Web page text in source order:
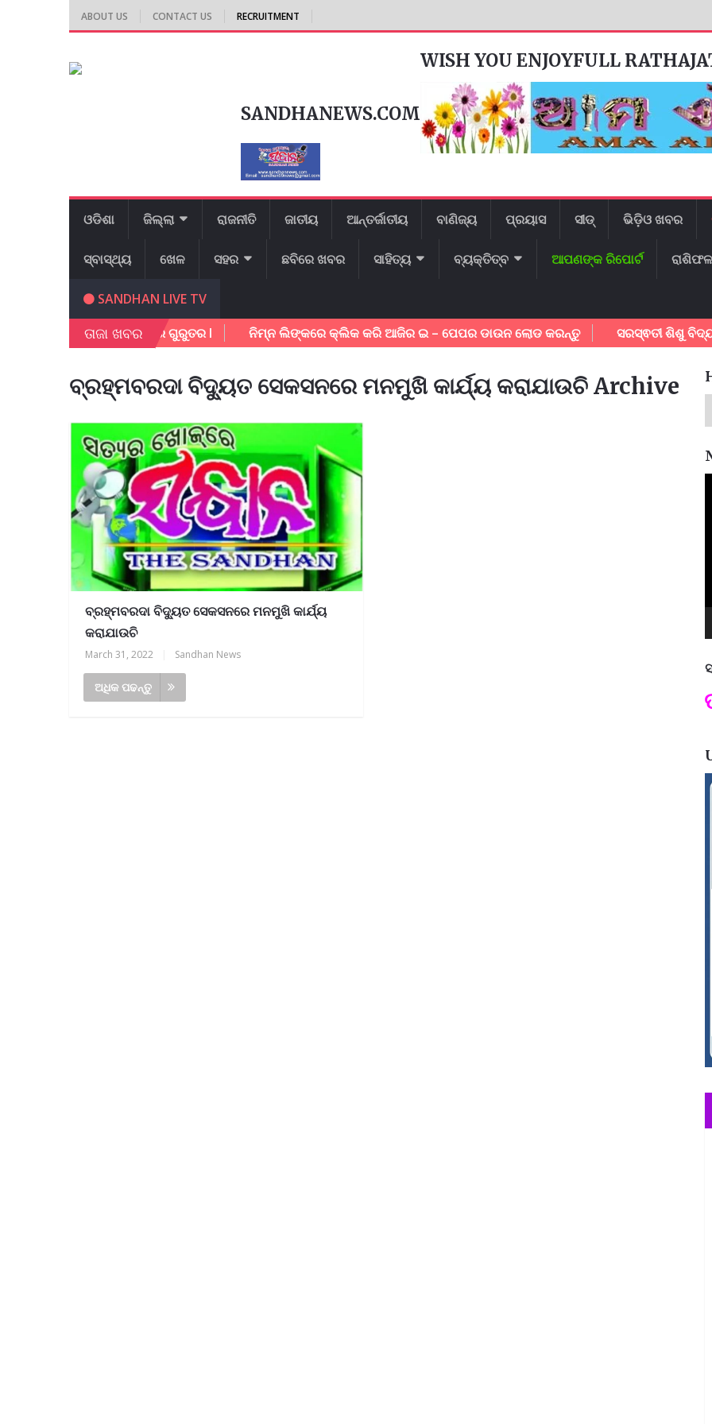
ABOUT US CONTACT US RECRUITMENT
WISH YOU ENJOYFULL
SANDHANEWS.COM
ଓଡିଶା ଜିଲ୍ଲା ରାଜନୀତି ଜାତୀୟ ଆନ୍ତର୍ଜାତୀୟ ବାଣିଜ୍ୟ ପ୍ରୟାସ ସୀଡ୍ ଭିଡ଼ିଓ ଖବର
ସ୍ବାସ୍ଥ୍ୟ ଖେଳ ସହର ଛବିରେ ଖବର ସାହିତ୍ୟ ବ୍ୟକ୍ତିତ୍ବ ଆପଣଙ୍କ ରିପୋର୍ଟ ରାଶିଫଳ
SANDHAN LIVE TV
ତାଜା ଖବର
ଧକ୍କା l ଥାନା କର୍ମଚାରି ଗୁରୁତର l ନିମ୍ନ ଲିଙ୍କରେ କ୍ଲିକ କରି ଆଜିର ଇ – ପେପର ଡାଉନ ଲୋଡ କରନ୍ତୁ ସରସ୍ଵତୀ ଶିଶୁ ବିଦ୍ୟା
ବ୍ରହ୍ମବରଦା ବିଦୁ୍ୟତ ସେକସନରେ ମନମୁଖି କାର୍ଯ୍ୟ କରାଯାଉଚି Archive
ବ୍ରହ୍ମବରଦା ବିଦୁ୍ୟତ ସେକସନରେ ମନମୁଖି କାର୍ଯ୍ୟ
କରାଯାଉଚି
March 31, 2022 Sandhan News
ଅଧିକ ପଢନ୍ତୁ ପଦ୍ମଶ୍ରୀ ଜୟନ୍ତ ମହାପାତ୍ର